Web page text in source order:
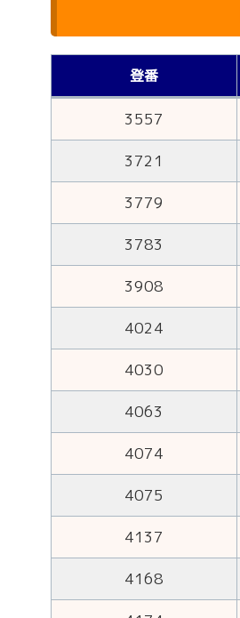
登番
3557
3721
3779
3783
3908
4024
4030
4063
4074
4075
4137
4168